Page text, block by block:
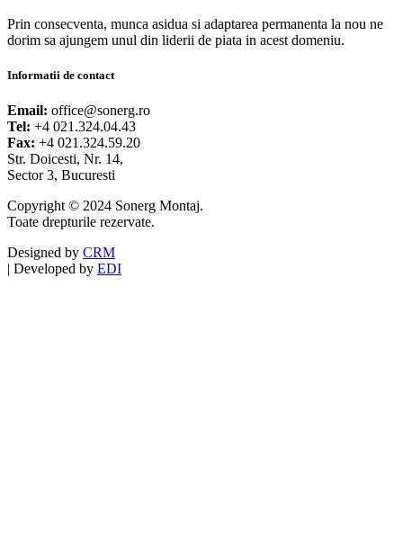
Prin consecventa, munca asidua si adaptarea permanenta la nou ne
dorim sa ajungem unul din liderii de piata in acest domeniu.
Informatii de contact
Email: office@sonerg.ro
Tel: +4 021.324.04.43
Fax: +4 021.324.59.20
Str. Doicesti, Nr. 14,
Sector 3, Bucuresti
Copyright © 2024 Sonerg Montaj.
Toate drepturile rezervate.
Designed by CRM
| Developed by EDI